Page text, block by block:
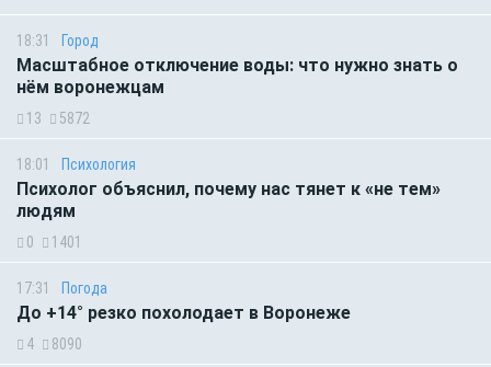
18:31 Город
Масштабное отключение воды: что нужно знать о
нём воронежцам
13 5872
18:01 Психология
Психолог объяснил, почему нас тянет к «не тем»
людям
0 1401
17:31 Погода
До +14° резко похолодает в Воронеже
4 8090